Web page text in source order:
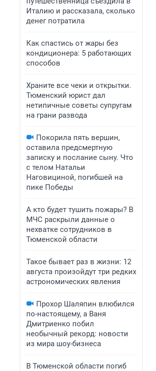
Италию и рассказала, сколько
денег потратила
Как спастись от жары без
кондиционера: 5 работающих
способов
Храните все чеки и открытки.
Тюменский юрист дал
нетипичные советы супругам
на грани развода
Покорила пять вершин,
оставила предсмертную
записку и послание сыну. Что
с телом Натальи
Наговициной, погибшей на
пике Победы
А кто будет тушить пожары? В
МЧС раскрыли данные о
нехватке сотрудников в
Тюменской области
Такое бывает раз в жизни: 12
августа произойдут три редких
астрономических явления
Прохор Шаляпин влюбился
по-настоящему, а Ваня
Дмитриенко побил
необычный рекорд: новости
из мира шоу-бизнеса
В Тюменской области погиб